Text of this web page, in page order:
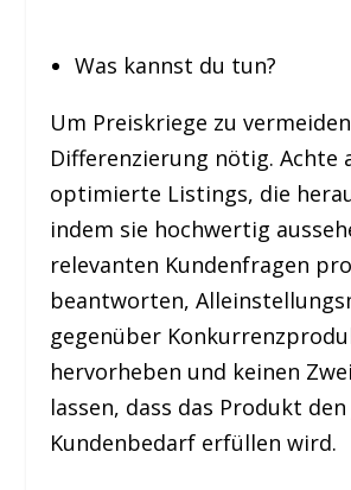
Was kannst du tun?
Um Preiskriege zu
Differenzierung nötig. Achte
optimierte Listings, die
indem sie hochwertig
relevanten Kundenfragen
beantworten,
gegenüber
hervorheben und keinen
lassen, dass das Produkt
Kundenbedarf erfüllen wird.